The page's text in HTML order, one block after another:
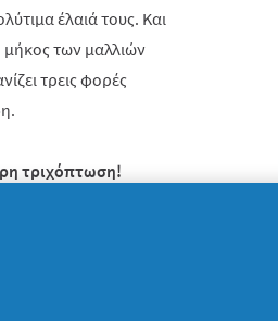
έλαιά τους. Και
των μαλλιών
τρεις φορές
τριχόπτωση!